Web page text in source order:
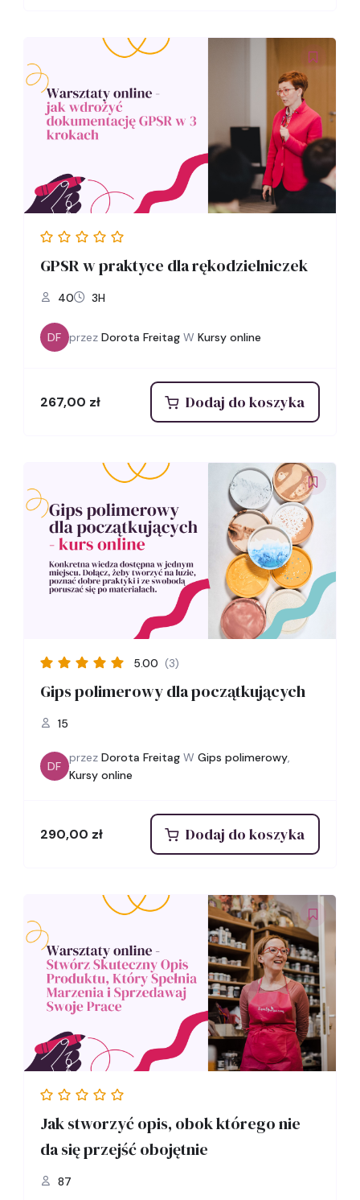
GPSR w praktyce dla rękodzielniczek
40 3H
DF przez Dorota FreitagW Kursy online
267,00 zł Dodaj do koszyka
5.00 (3)
Gips polimerowy dla początkujących
15
DF
przez Dorota FreitagW Gips polimerowy,
Kursy online
290,00 zł Dodaj do koszyka
Jak stworzyć opis, obok którego nie
da się przejść obojętnie
87